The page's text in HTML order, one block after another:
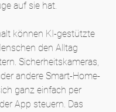
auf sie hat.
können KI-gestützte
den Alltag
Sicherheitskameras,
andere Smart-Home-
ganz einfach per
App steuern. Das